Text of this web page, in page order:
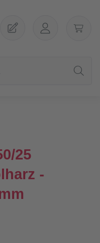
25
-